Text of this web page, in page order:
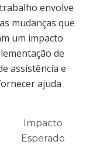
envolve
mudanças que
um impacto
de
assistência e
ajuda
Impacto
Esperado